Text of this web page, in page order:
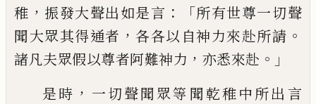
稚 ， 振發大聲出如是言 ：「所有世尊一切聲
聞大眾其得通者 ，各各以自神力來赴所請 。
諸凡夫眾假以尊者阿難神力 ， 亦悉來赴 。」
是時 ， 一切聲聞眾等聞乾稚中所出言